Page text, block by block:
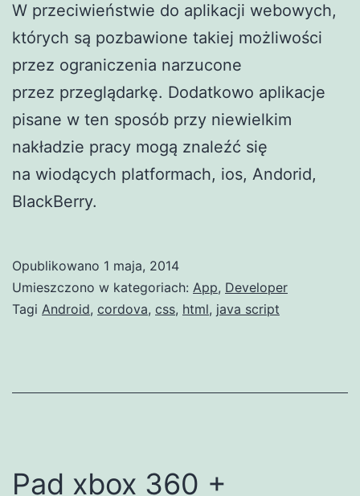
W przeciwieństwie do aplikacji webowych,
których są pozbawione takiej możliwości
przez ograniczenia narzucone
przez przeglądarkę. Dodatkowo aplikacje
pisane w ten sposób przy niewielkim
nakładzie pracy mogą znaleźć się
na wiodących platformach, ios, Andorid,
BlackBerry.
Opublikowano 1 maja, 2014
Umieszczono w kategoriach: App, Developer
Tagi Android, cordova, css, html, java script
Pad xbox 360 +